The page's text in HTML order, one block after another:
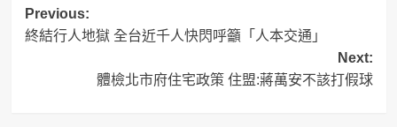
Post
navigation
Previous:
終結行人地獄 全台近千人快閃呼籲「人本交通」
Next:
體檢北市府住宅政策 住盟:蔣萬安不該打假球